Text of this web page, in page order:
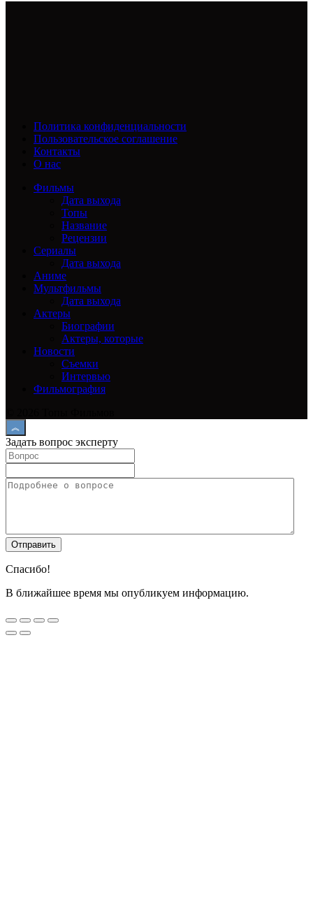
Политика конфиденциальности
Пользовательское соглашение
Контакты
О нас
Фильмы
Дата выхода
Топы
Название
Рецензии
Сериалы
Дата выхода
Аниме
Мультфильмы
Дата выхода
Актеры
Биографии
Актеры, которые
Новости
Съемки
Интервью
Фильмография
Задать вопрос эксперту
Спасибо!
В ближайшее время мы опубликуем информацию.